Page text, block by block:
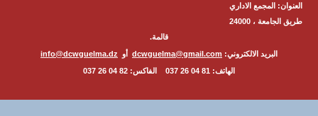
المجمع الاداري
طريق الجامعة ، 24000
البريد الالكتروني:dcwguelma@gmail.com أوinfo@dcwguelma.dz